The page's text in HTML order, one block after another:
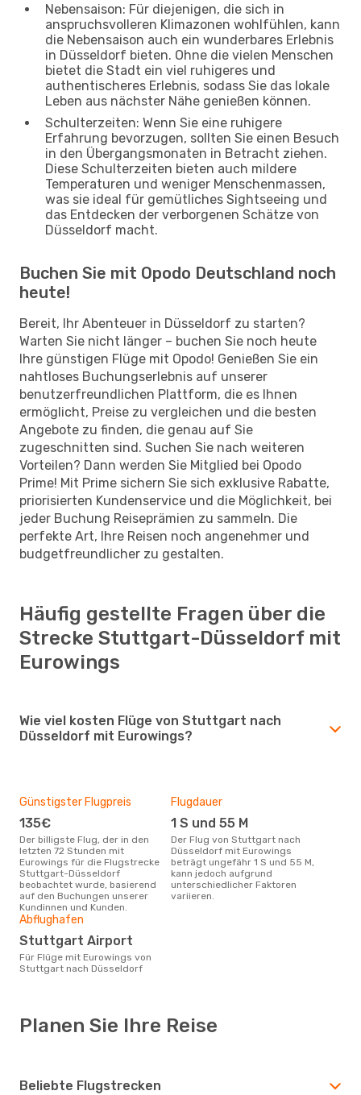
Nebensaison: Für diejenigen, die sich in
anspruchsvolleren Klimazonen wohlfühlen, kann
die Nebensaison auch ein wunderbares Erlebnis
in Düsseldorf bieten. Ohne die vielen Menschen
bietet die Stadt ein viel ruhigeres und
authentischeres Erlebnis, sodass Sie das lokale
Leben aus nächster Nähe genießen können.
Schulterzeiten: Wenn Sie eine ruhigere
Erfahrung bevorzugen, sollten Sie einen Besuch
in den Übergangsmonaten in Betracht ziehen.
Diese Schulterzeiten bieten auch mildere
Temperaturen und weniger Menschenmassen,
was sie ideal für gemütliches Sightseeing und
das Entdecken der verborgenen Schätze von
Düsseldorf macht.
Buchen Sie mit Opodo Deutschland noch
heute!
Bereit, Ihr Abenteuer in Düsseldorf zu starten?
Warten Sie nicht länger – buchen Sie noch heute
Ihre günstigen Flüge mit Opodo! Genießen Sie ein
nahtloses Buchungserlebnis auf unserer
benutzerfreundlichen Plattform, die es Ihnen
ermöglicht, Preise zu vergleichen und die besten
Angebote zu finden, die genau auf Sie
zugeschnitten sind. Suchen Sie nach weiteren
Vorteilen? Dann werden Sie Mitglied bei Opodo
Prime! Mit Prime sichern Sie sich exklusive Rabatte,
priorisierten Kundenservice und die Möglichkeit, bei
jeder Buchung Reiseprämien zu sammeln. Die
perfekte Art, Ihre Reisen noch angenehmer und
budgetfreundlicher zu gestalten.
Häufig gestellte Fragen über die
Strecke Stuttgart-Düsseldorf mit
Eurowings
Wie viel kosten Flüge von Stuttgart nach
Düsseldorf mit Eurowings?
Günstigster Flugpreis
135€
Der billigste Flug, der in den
letzten 72 Stunden mit
Eurowings für die Flugstrecke
Stuttgart-Düsseldorf
beobachtet wurde, basierend
auf den Buchungen unserer
Kundinnen und Kunden.
Flugdauer
1 S und 55 M
Der Flug von Stuttgart nach
Düsseldorf mit Eurowings
beträgt ungefähr 1 S und 55 M,
kann jedoch aufgrund
unterschiedlicher Faktoren
variieren.
Abflughafen
Stuttgart Airport
Für Flüge mit Eurowings von
Stuttgart nach Düsseldorf
Planen Sie Ihre Reise
Beliebte Flugstrecken